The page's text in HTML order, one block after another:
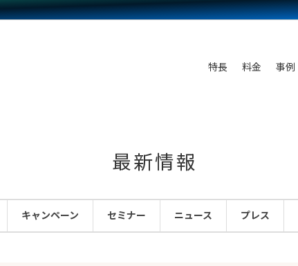
特長 料金 事例
海外販売）
との連携
雑貨販売
料金シミュレーション
最新情報
キャンペーン セミナー ニュース プレス